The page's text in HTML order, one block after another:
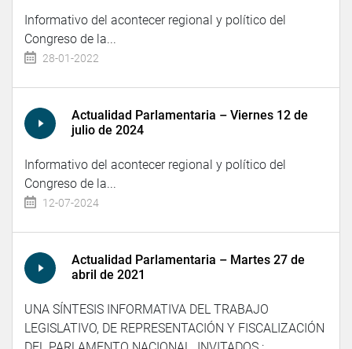
Informativo del acontecer regional y político del
Congreso de la...
28-01-2022
Actualidad Parlamentaria – Viernes 12 de
julio de 2024
Informativo del acontecer regional y político del
Congreso de la...
12-07-2024
Actualidad Parlamentaria – Martes 27 de
abril de 2021
UNA SÍNTESIS INFORMATIVA DEL TRABAJO
LEGISLATIVO, DE REPRESENTACIÓN Y FISCALIZACIÓN